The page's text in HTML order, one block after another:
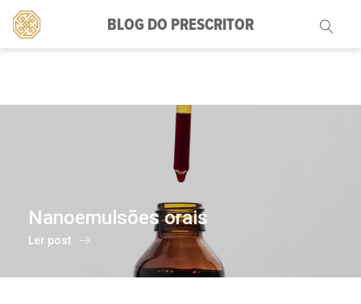
BLOG DO PRESCRITOR
Pesquisar
por:
Nanoemulsões orais
Ler post